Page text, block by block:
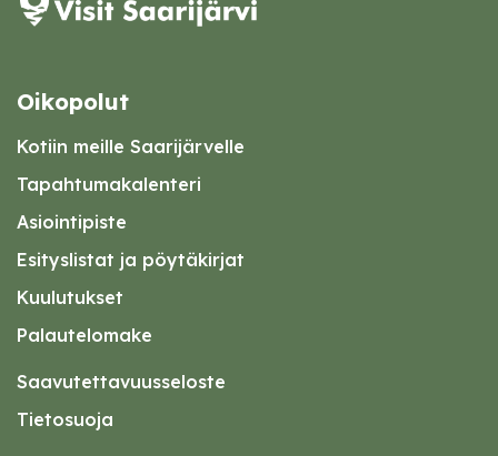
Oikopolut
Kotiin meille Saarijärvelle
Tapahtumakalenteri
Asiointipiste
Esityslistat ja pöytäkirjat
Kuulutukset
Palautelomake
Saavutettavuusseloste
Tietosuoja